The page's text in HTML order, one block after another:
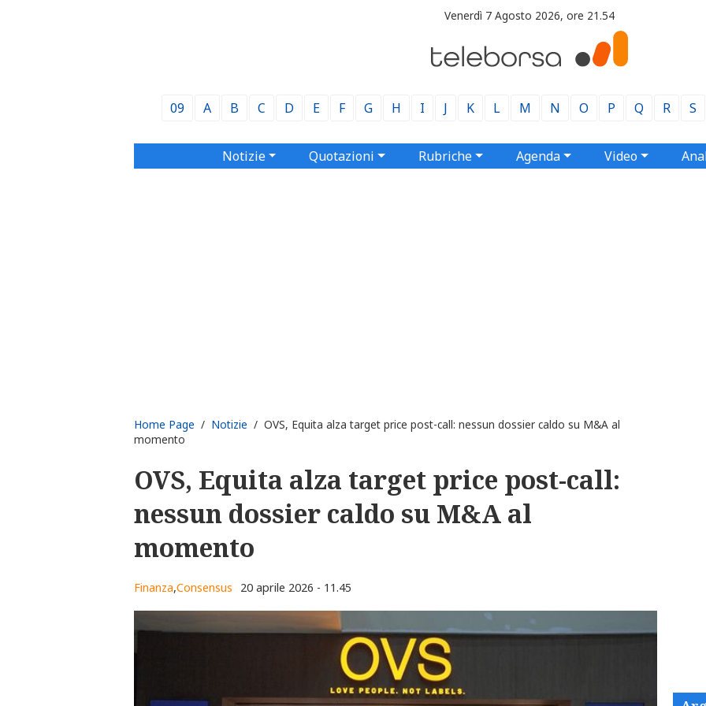
Venerdì 7 Agosto 2026, ore 21.54
09 A B C D E F G H I J K L M N O P Q R S
Notizie Quotazioni Rubriche Agenda Video
Home Page / Notizie / OVS, Equita alza target price post-call: nessun dossier caldo su M&A al
momento
OVS, Equita alza target price post-call:
nessun dossier caldo su M&A al
momento
Finanza,Consensus 20 aprile 2026 - 11.45